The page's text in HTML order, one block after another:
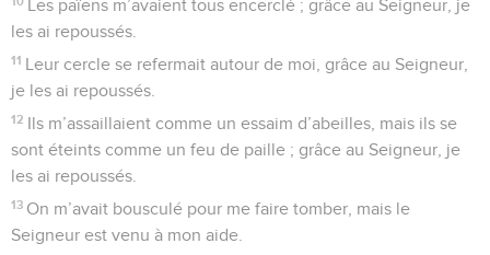
Les païens m’avaient tous encerclé ; grâce au Seigneur, je
les ai repoussés.
11 Leur cercle se refermait autour de moi, grâce au Seigneur,
je les ai repoussés.
12 Ils m’assaillaient comme un essaim d’abeilles, mais ils se
sont éteints comme un feu de paille ; grâce au Seigneur, je
les ai repoussés.
13 On m’avait bousculé pour me faire tomber, mais le
Seigneur est venu à mon aide.